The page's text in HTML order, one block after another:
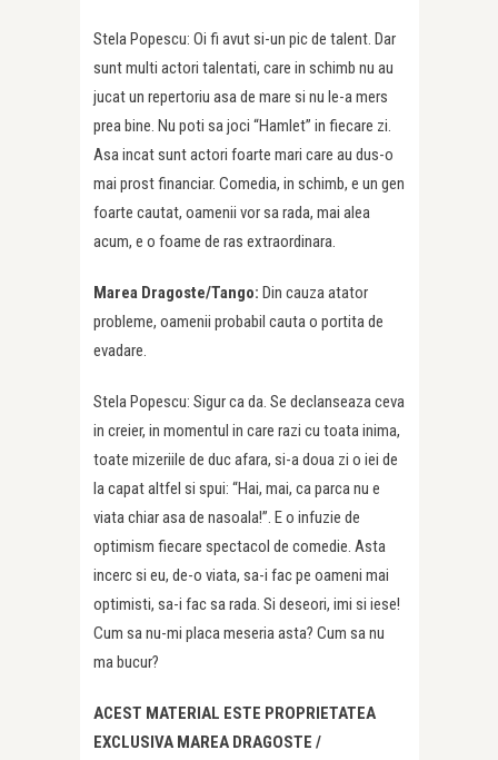
Stela Popescu: Oi fi avut si-un pic de talent. Dar
sunt multi actori talentati, care in schimb nu au
jucat un repertoriu asa de mare si nu le-a mers
prea bine. Nu poti sa joci “Hamlet” in fiecare zi.
Asa incat sunt actori foarte mari care au dus-o
mai prost financiar. Comedia, in schimb, e un gen
foarte cautat, oamenii vor sa rada, mai alea
acum, e o foame de ras extraordinara.
Marea Dragoste/Tango: Din cauza atator
probleme, oamenii probabil cauta o portita de
evadare.
Stela Popescu: Sigur ca da. Se declanseaza ceva
in creier, in momentul in care razi cu toata inima,
toate mizeriile de duc afara, si-a doua zi o iei de
la capat altfel si spui: “Hai, mai, ca parca nu e
viata chiar asa de nasoala!”. E o infuzie de
optimism fiecare spectacol de comedie. Asta
incerc si eu, de-o viata, sa-i fac pe oameni mai
optimisti, sa-i fac sa rada. Si deseori, imi si iese!
Cum sa nu-mi placa meseria asta? Cum sa nu
ma bucur?
ACEST MATERIAL ESTE PROPRIETATEA
EXCLUSIVA MAREA DRAGOSTE /